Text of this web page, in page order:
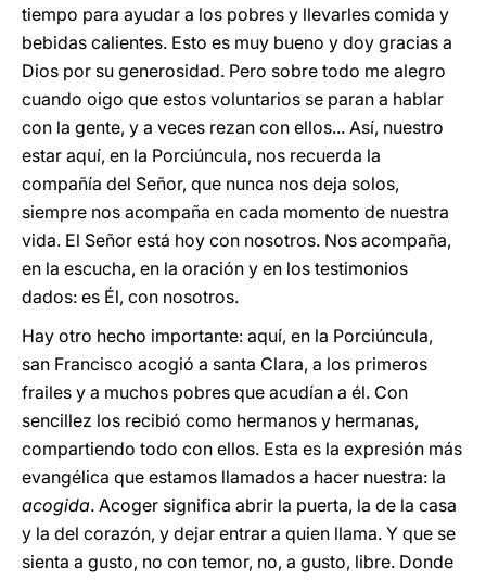
tiempo para ayudar a los pobres y llevarles comida y
bebidas calientes. Esto es muy bueno y doy gracias a
Dios por su generosidad. Pero sobre todo me alegro
cuando oigo que estos voluntarios se paran a hablar
con la gente, y a veces rezan con ellos... Así, nuestro
estar aquí, en la Porciúncula, nos recuerda la
compañía del Señor, que nunca nos deja solos,
siempre nos acompaña en cada momento de nuestra
vida. El Señor está hoy con nosotros. Nos acompaña,
en la escucha, en la oración y en los testimonios
dados: es Él, con nosotros.
Hay otro hecho importante: aquí, en la Porciúncula,
san Francisco acogió a santa Clara, a los primeros
frailes y a muchos pobres que acudían a él. Con
sencillez los recibió como hermanos y hermanas,
compartiendo todo con ellos. Esta es la expresión más
evangélica que estamos llamados a hacer nuestra: la
acogida. Acoger significa abrir la puerta, la de la casa
y la del corazón, y dejar entrar a quien llama. Y que se
sienta a gusto, no con temor, no, a gusto, libre. Donde